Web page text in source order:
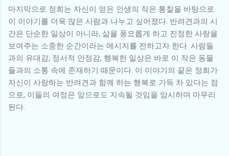
마지막으로 정희는 자신이 얻은 인생의 작은 통찰을 바탕으로
이 이야기를 더욱 많은 사람과 나누고 싶어졌다. 반려견과의 시
간은 단순한 일상이 아니라, 삶을 풍요롭게 하고 진정한 사랑을
보여주는 소중한 순간이라는 메시지를 전하고자 한다. 사람들
과의 유대감, 정서적 안정감, 행복한 일상은 바로 이 작은 동물
들과의 소통 속에 존재하기 때문이다. 이 이야기의 끝은 정희가
자신이 사랑하는 반려견과 함께 하는 행복로 가득 차 있다는 점
으로, 이들의 여정은 앞으로도 지속될 것임을 암시하며 마무리
된다.